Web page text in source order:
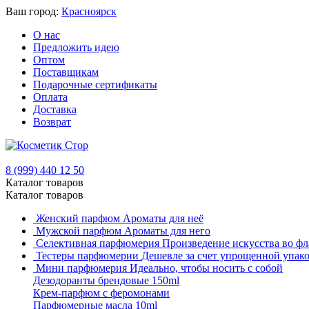
Ваш город: Красноярск
О нас
Предложить идею
Оптом
Поставщикам
Подарочные сертификаты
Оплата
Доставка
Возврат
8 (999) 440 12 50
Каталог товаров
Каталог товаров
Женский парфюм Ароматы для неё
Мужской парфюм Ароматы для него
Селективная парфюмерия Произведение искусства во
Тестеры парфюмерии Дешевле за счет упрощенной
Мини парфюмерия Идеально, чтобы носить с собой
Дезодоранты брендовые 150ml
Крем-парфюм с феромонами
Парфюмерные масла 10ml